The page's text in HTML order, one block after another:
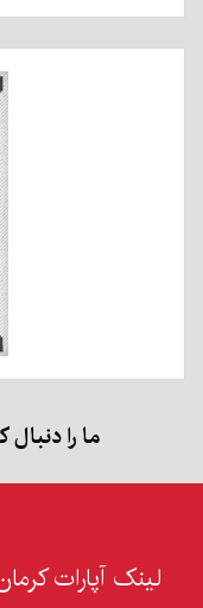
ما را دنبال
لینک آپارات